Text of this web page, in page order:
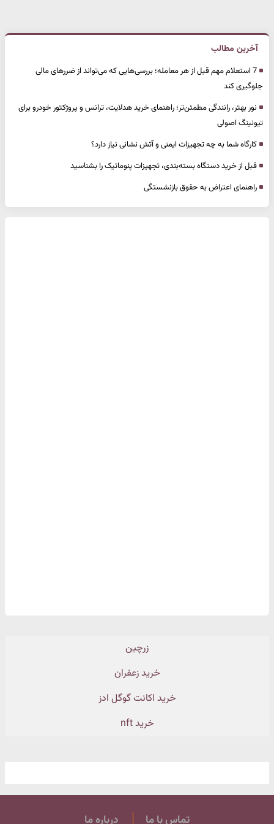
آخرین مطالب
7 استعلام مهم قبل از هر معامله؛ بررسی‌هایی که می‌تواند از ضررهای مالی
جلوگیری کند
نور بهتر، رانندگی مطمئن‌تر؛ راهنمای خرید هدلایت، ترانس و پروژکتور خودرو برای
تیونینگ اصولی
کارگاه شما به چه تجهیزات ایمنی و آتش نشانی نیاز دارد؟
قبل از خرید دستگاه بسته‌بندی، تجهیزات پنوماتیک را بشناسید
راهنمای اعتراض به حقوق بازنشستگی
زرچین
خرید زعفران
خرید اکانت گوگل ادز
خرید nft
تماس با ما درباره ما